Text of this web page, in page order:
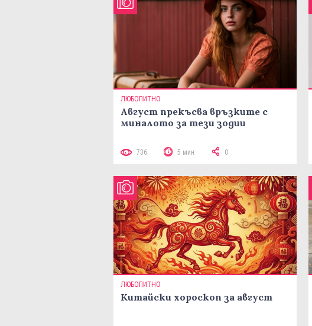
ЛЮБОПИТНО
Август прекъсва връзките с
миналото за тези зодии
736 5 мин 0
ЛЮБОПИТНО
Китайски хороскоп за август